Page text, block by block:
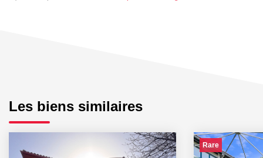
Les biens similaires
Rare